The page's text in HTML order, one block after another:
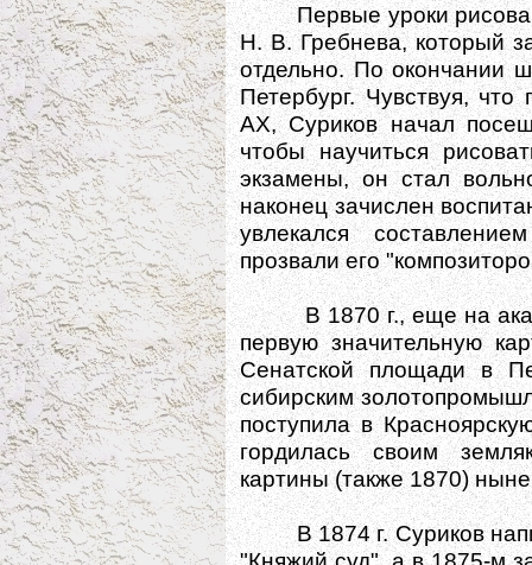
Первые уроки
Н. В. Гребнева, который
отдельно. По окончании
Петербург. Чувствуя,
АХ, Суриков начал
чтобы научиться
экзамены, он стал
наконец зачислен
увлекался
прозвали его
В 1870 г., еще на
первую значительную
Сенатской площади в
сибирским
поступила в
гордилась своим
картины (также 1870)
В 1874 г. Суриков